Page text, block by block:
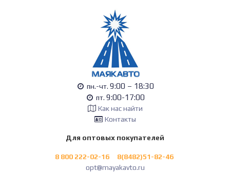
пн.-чт. 9:00 – 18:30
пт. 9:00-17:00
Как нас найти
Контакты
Для оптовых покупателей
8 800 222-02-16
8(8482)51-82-46
opt@mayakavto.ru